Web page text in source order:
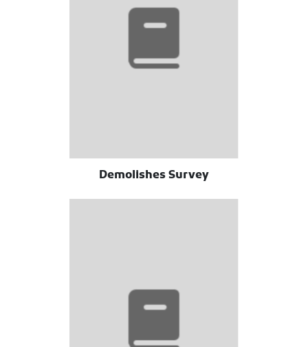
Demolishes Survey